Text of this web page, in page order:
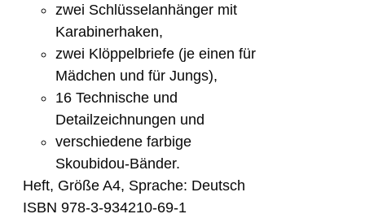
zwei Schlüsselanhänger mit
Karabinerhaken,
zwei Klöppelbriefe (je einen für
Mädchen und für Jungs),
16 Technische und
Detailzeichnungen und
verschiedene farbige
Skoubidou-Bänder.
Heft, Größe A4, Sprache: Deutsch
ISBN 978-3-934210-69-1